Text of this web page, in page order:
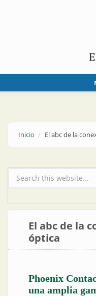
Inicio El abc de la
Formulario de
El abc de la
óptica
Phoenix
una amplia